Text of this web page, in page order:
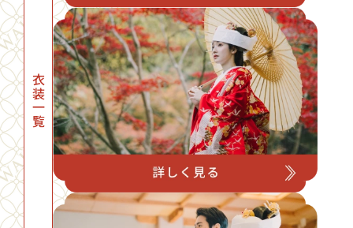
衣装一覧